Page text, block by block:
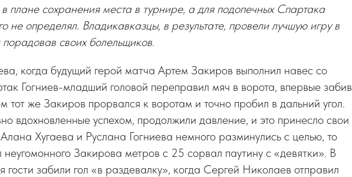
плане сохранения места в турнире, а для подопечных Спартака
не определял. Владикавказцы, в результате, провели лучшую игру в
своих болельщиков.
когда будущий герой матча Артем Закиров выполнил навес со
Гогниев-младший головой переправил мяч в ворота, впервые забив
тот же Закиров прорвался к воротам и точно пробил в дальний угол.
вдохновленные успехом, продолжили давление, и это принесло свои
Хугаева и Руслана Гогниева немного разминулись с целью, то
неугомонного Закирова метров с 25 сорвал паутину с «девятки». В
гости забили гол «в раздевалку», когда Сергей Николаев отправил